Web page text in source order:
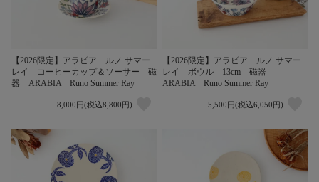
【2026限定】アラビア ルノ サマー
レイ コーヒーカップ＆ソーサー 磁
器 ARABIA Runo Summer Ray
8,000円(税込8,800円)
【2026限定】アラビア ルノ サマー
レイ ボウル 13cm 磁器
ARABIA Runo Summer Ray
5,500円(税込6,050円)